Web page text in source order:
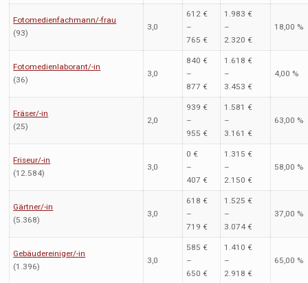
Fotomedienfachmann/-frau
(93)
3,0
612 €
–
765 €
1.983 €
–
2.320 €
18,00 %
Fotomedienlaborant/-in
(36)
3,0
840 €
–
877 €
1.618 €
–
3.453 €
4,00 %
Fräser/-in
(25)
2,0
939 €
–
955 €
1.581 €
–
3.161 €
63,00 %
Friseur/-in
(12.584)
3,0
0 €
–
407 €
1.315 €
–
2.150 €
58,00 %
Gärtner/-in
(5.368)
3,0
618 €
–
719 €
1.525 €
–
3.074 €
37,00 %
Gebäudereiniger/-in
(1.396)
3,0
585 €
–
650 €
1.410 €
–
2.918 €
65,00 %